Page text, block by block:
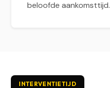
beloofde aankomsttijd.
INTERVENTIETIJD